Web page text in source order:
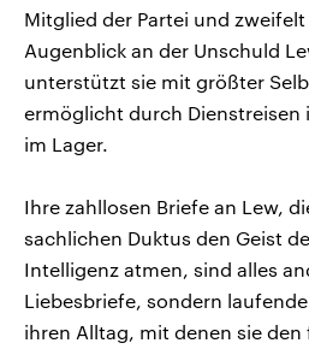
Mitglied der Partei und
Augenblick an der Unschuld
unterstützt sie mit größter
ermöglicht durch Dienstreisen
im Lager.
Ihre zahllosen Briefe an Lew,
sachlichen Duktus den Geist
Intelligenz atmen, sind alles
Liebesbriefe, sondern
ihren Alltag, mit denen sie den